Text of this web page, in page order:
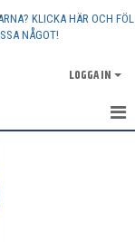
KLICKA HÄR OCH
NÅGOT!
LOGGA IN